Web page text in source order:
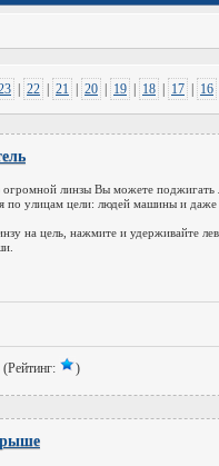
22 21 20 19 18 17 16
линзы Вы можете поджигать
по улицам цели: людей машины и даже
на цель, нажмите и удерживайте
(Рейтинг: )